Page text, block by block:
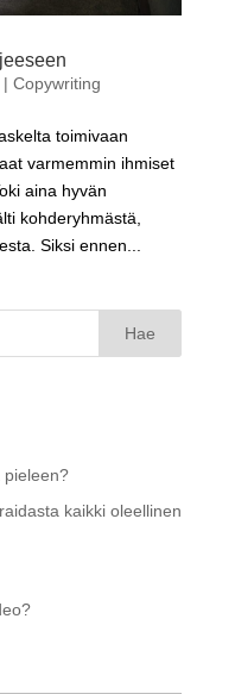
| Copywriting
toimivaan
varmemmin ihmiset
aina hyvän
kohderyhmästä,
Siksi ennen...
pieleen?
kaikki oleellinen